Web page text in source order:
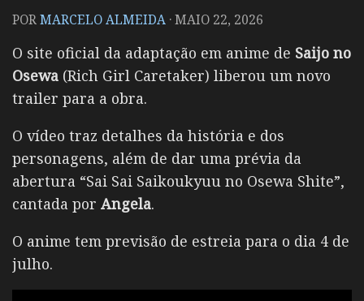
PORMARCELO ALMEIDA ·MAIO 22, 2026
O site oficial da adaptação em anime de Saijo no
Osewa (Rich Girl Caretaker) liberou um novo
trailer para a obra.
O vídeo traz detalhes da história e dos
personagens, além de dar uma prévia da
abertura “Sai Sai Saikoukyuu no Osewa Shite”,
cantada por Angela.
O anime tem previsão de estreia para o dia 4 de
julho.